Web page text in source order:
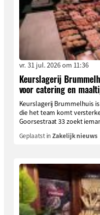
vr. 31 jul. 2026 om 11:36
Keurslagerij
voor catering en
Keurslagerij Brummelhuis
die het team komt
Goorsestraat 33 zoekt
Geplaatst inZakelijk nieuws